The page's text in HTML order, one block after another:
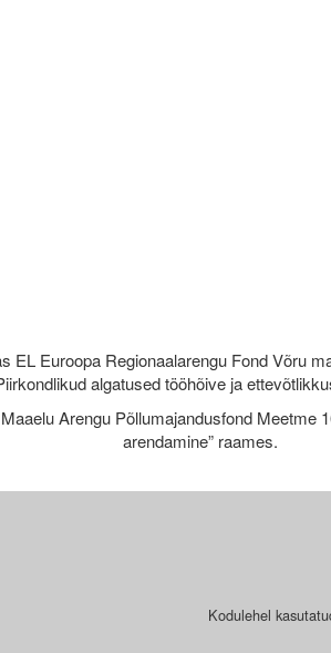
Euroopa Regionaalarengu Fond Võru
algatused tööhõive ja
Arengu Põllumajandusfond Meetme
arendamine” raames.
Kodulehel